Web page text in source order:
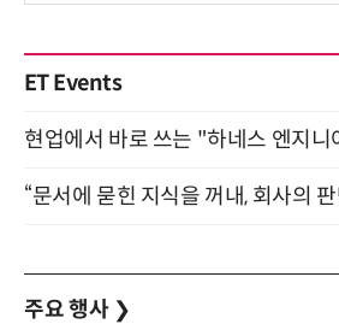
ET Events
주요 행사 ❯